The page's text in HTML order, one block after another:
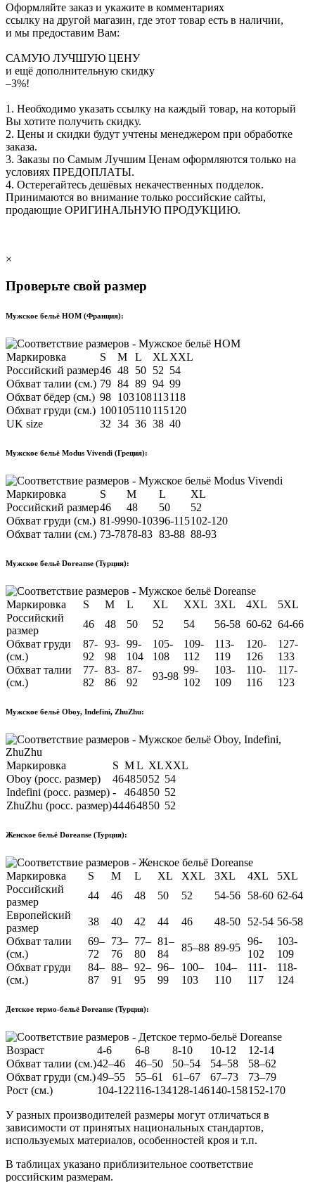
Оформляйте заказ и укажите в комментариях
ссылку на другой магазин, где этот товар есть в наличии,
и мы предоставим Вам:
САМУЮ ЛУЧШУЮ ЦЕНУ
и ещё дополнительную скидку
–3%!
1. Необходимо указать ссылку на каждый товар, на который
Вы хотите получить скидку.
2. Цены и скидки будут учтены менеджером при обработке
заказа.
3. Заказы по Самым Лучшим Ценам оформляются только на
условиях ПРЕДОПЛАТЫ.
4. Остерегайтесь дешёвых некачественных подделок.
Принимаются во внимание только российские сайты,
продающие ОРИГИНАЛЬНУЮ ПРОДУКЦИЮ.
×
Проверьте свой размер
Мужское бельё HOM (Франция):
Маркировка S M L XL XXL
Российский размер46 48 50 52 54
Обхват талии (см.) 79 84 89 94 99
Обхват бёдер (см.) 98 103108113118
Обхват груди (см.) 100105110115120
UK size
32 34 36 38 40
Мужское бельё Modus Vivendi (Греция):
Маркировка S M L
XL
Российский размер46 48 50
52
Обхват груди (см.) 81-9990-10396-115102-120
Обхват талии (см.) 73-7878-83 83-88 88-93
Мужское бельё Doreanse (Турция):
Маркировка S M L XL XXL 3XL 4XL
5XL
Российский
размер
46 48 50 52 54 56-58 60-62 64-66
Обхват груди
(см.)
87-
92
93-
98
99-
104
105-
108
109-
112
113-
119
120-
126
127-
133
Обхват талии
(см.)
77-
82
83-
86
87-
92
93-98
99-
102
103-
109
110-
116
117-
123
Мужское бельё Oboy, Indefini, ZhuZhu:
Маркировка S ML XLXXL
Oboy (росс. размер)
46485052 54
Indefini (росс. размер) - 464850 52
ZhuZhu (росс. размер)44464850 52
Женское бельё Doreanse (Турция):
Маркировка S M L XL XXL 3XL 4XL
5XL
Российский
размер
44 46 48 50 52 54-56 58-60 62-64
Европейский
размер
38 40 42 44 46 48-50 52-54 56-58
Обхват талии
(см.)
69–
72
73–
76
77–
80
81–
84
85–88 89-95
96-
102
103-
109
Обхват груди
(см.)
84–
87
88–
91
92–
95
96–
99
100–
103
104–
110
111-
117
118-
124
Детское термо-бельё Doreanse (Турция):
Возраст 4-6 6-8 8-10 10-12
12-14
Обхват талии (см.)42–46 46–50 50–54 54–58
58–62
Обхват груди (см.)49–55 55–61 61–67 67–73
73–79
Рост (см.)
104-122116-134128-146140-158152-170
У разных производителей размеры могут отличаться в
зависимости от принятых национальных стандартов,
используемых материалов, особенностей кроя и т.п.
В таблицах указано приблизительное соответствие
российским размерам.